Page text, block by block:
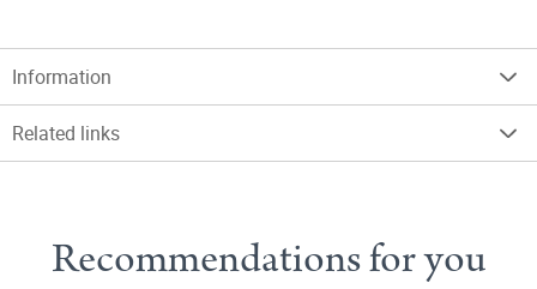
Information
Related links
Recommendations for you